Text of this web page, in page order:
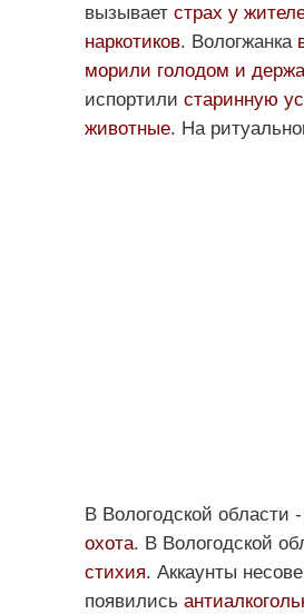
вызывает страх у
наркотиков. Вологжанка
морили голодом и
испортили старинную
животные. На
В Вологодской области -
охота. В Вологодской
стихия. Аккаунты
появились